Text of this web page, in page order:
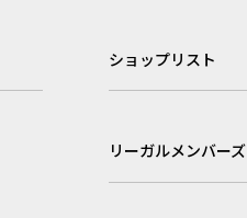
ショップリスト
リーガルメンバーズ